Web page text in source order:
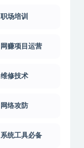
职场培训
网赚项目运营
维修技术
网络攻防
系统工具必备